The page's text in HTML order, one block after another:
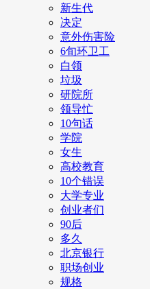
新生代
决定
意外伤害险
6旬环卫工
白领
垃圾
研院所
领导忙
10句话
学院
女生
高校教育
10个错误
大学专业
创业者们
90后
多久
北京银行
职场创业
规格